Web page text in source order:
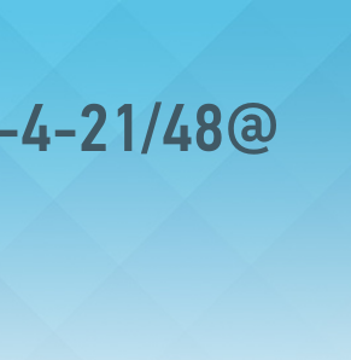
21/48@